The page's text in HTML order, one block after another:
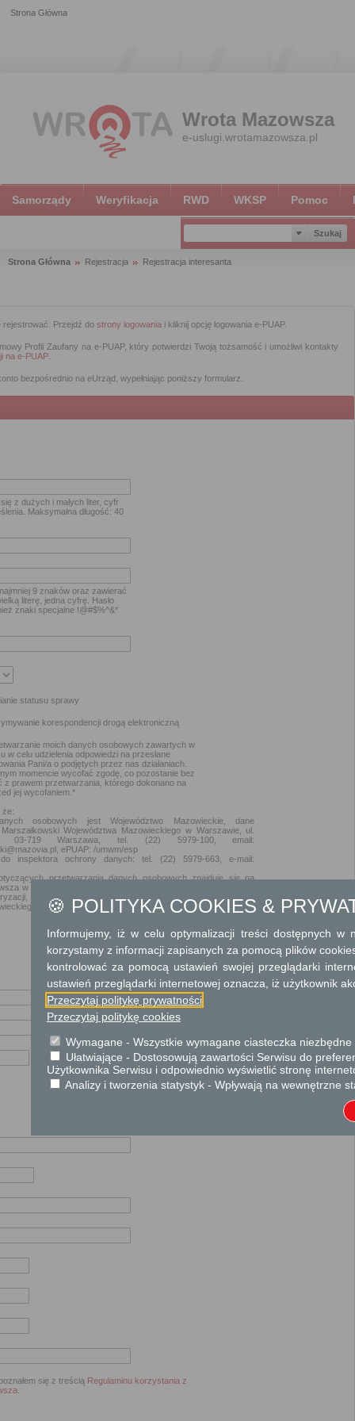
Strona Główna
Wrota Mazowsza
e-uslugi.wrotamazowsza.pl
Samorządy Weryfikacja RWD WKSP Pomoc
Strona Główna Rejestracja Rejestracja interesanta
rejestrować. Przejdź do strony logowania i kliknij opcję logowania e-PUAP.
Profil Zaufany na e-PUAP, który potwierdzi Twoją tożsamość i umożliwi kontakty
na e-PUAP
bezpośrednio na eUrząd, wypełniając poniższy formularz.
z dużych i małych liter, cyfr
Maksymalna długość: 40
9 znaków oraz zawierać
literę, jedna cyfrę. Hasło
znaki specjalne !@#$%^&*
statusu sprawy
korespondencji drogą elektroniczną
moich danych osobowych zawartych w
w celu udzielenia odpowiedzi na przesłane
Pani/a o podjętych przez nas działaniach.
momencie wycofać zgodę, co pozostanie bez
z prawem przetwarzania, którego dokonano na
jej wycofaniem.*
że:
osobowych jest Województwo Mazowieckie, dane
Województwa Mazowieckiego w Warszawie, ul.
03-719 Warszawa, tel. (22) 5979-100, email:
ePUAP: /umwm/esp
inspektora ochrony danych: tel. (22) 5979-663, e-mail:
przetwarzania danych osobowych znajduje się na
w sekcji
Geodezji i Kartografii Urzędu Marszałkowskiego
w Warszawie, przy ul. Kijowskiej 10/12A w Warszawie.
się z treścią Regulaminu korzystania z
🍪 POLITYKA COOKIES &
Informujemy, iż w celu optymalizacji treści dostępnych w
korzystamy z informacji zapisanych za pomocą plików
kontrolować za pomocą ustawień swojej przeglądarki
ustawień przeglądarki internetowej oznacza, iż użytkownik
Przeczytaj politykę prywatności
Przeczytaj politykę cookies
Wymagane - Wszystkie wymagane ciasteczka
Ułatwiające - Dostosowują zawartości Serwisu do
Użytkownika Serwisu i odpowiednio wyświetlić stronę
Analizy i tworzenia statystyk - Wpływają na wewnętrzne